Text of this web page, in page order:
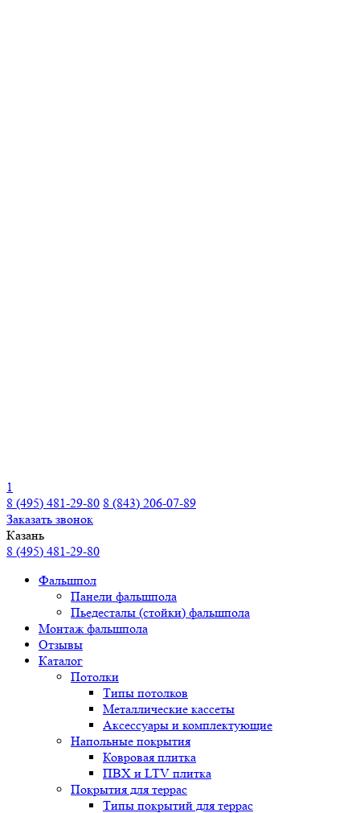
1
8 (495) 481-29-80 8 (843) 206-07-89
Заказать звонок
Казань
8 (495) 481-29-80
Фальшпол
Панели фальшпола
Пьедесталы (стойки) фальшпола
Монтаж фальшпола
Отзывы
Каталог
Потолки
Типы потолков
Металлические кассеты
Аксессуары и комплектующие
Напольные покрытия
Ковровая плитка
ПВХ и LTV плитка
Покрытия для террас
Типы покрытий для террас